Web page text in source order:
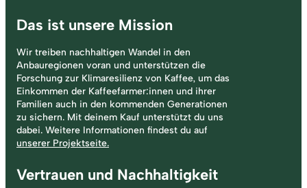
Das ist unsere Mission
Wir treiben nachhaltigen Wandel in den
Anbauregionen voran und unterstützen die
Forschung zur Klimaresilienz von Kaffee, um das
Einkommen der Kaffeefarmer:innen und ihrer
Familien auch in den kommenden Generationen
zu sichern. Mit deinem Kauf unterstützt du uns
dabei. Weitere Informationen findest du auf
unserer Projektseite.
Vertrauen und Nachhaltigkeit